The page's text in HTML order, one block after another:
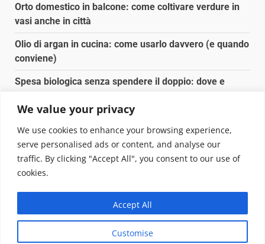
We value your privacy
We use cookies to enhance your browsing experience,
serve personalised ads or content, and analyse our
traffic. By clicking "Accept All", you consent to our use of
cookies.
Customise
Accept All
Orto domestico in balcone: come coltivare verdure in
vasi anche in città
Olio di argan in cucina: come usarlo davvero (e quando
conviene)
Spesa biologica senza spendere il doppio: dove e
Spesa biologica senza spendere il doppio: strategie
concrete
Copyright © 2025 Biopianeta.it proprietà di Jws Media
Questo blog non è una testata giornalistica, in quanto
viene aggiornato senza alcuna periodicità. Non può
pertanto considerarsi un prodotto editoriale ai sensi
della legge n. 62 del 07.03.2001|DarkNewsvon AF